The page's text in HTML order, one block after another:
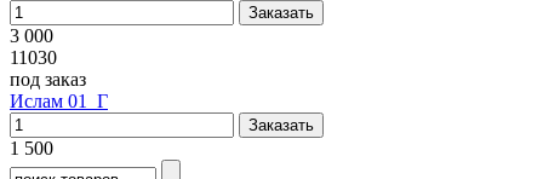
3 000
11030
под заказ
Ислам 01_Г
1 500